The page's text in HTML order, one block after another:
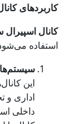
کاربردهای
کانال اسپیرال
استفاده
این
اداری و
داخلی